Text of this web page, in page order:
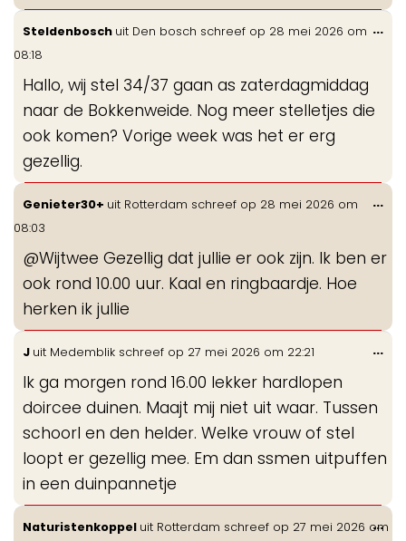
Steldenbosch uit Den bosch schreef op 28 mei 2026 om
08:18
Hallo, wij stel 34/37 gaan as zaterdagmiddag
naar de Bokkenweide. Nog meer stelletjes die
ook komen? Vorige week was het er erg
gezellig.
...
Genieter30+ uit Rotterdam schreef op 28 mei 2026 om
08:03
@Wijtwee Gezellig dat jullie er ook zijn. Ik ben er
ook rond 10.00 uur. Kaal en ringbaardje. Hoe
herken ik jullie
...
J uit Medemblik schreef op 27 mei 2026 om 22:21
Ik ga morgen rond 16.00 lekker hardlopen
doircee duinen. Maajt mij niet uit waar. Tussen
schoorl en den helder. Welke vrouw of stel
loopt er gezellig mee. Em dan ssmen uitpuffen
in een duinpannetje
...
Naturistenkoppel uit Rotterdam schreef op 27 mei 2026 om
...